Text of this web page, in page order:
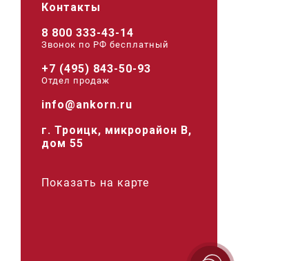
Контакты
8 800 333-43-14
Звонок по РФ беcплатный
+7 (495) 843-50-93
Отдел продаж
info@ankorn.ru
г. Троицк, микрорайон В,
дом 55
Показать на карте